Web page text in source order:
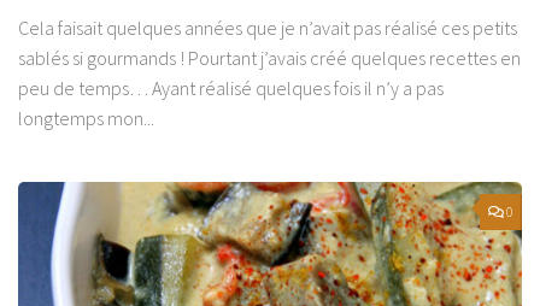
Cela faisait quelques années que je n’avait pas réalisé ces petits
sablés si gourmands ! Pourtant j’avais créé quelques recettes en
peu de temps… Ayant réalisé quelques fois il n’y a pas
longtemps mon...
0